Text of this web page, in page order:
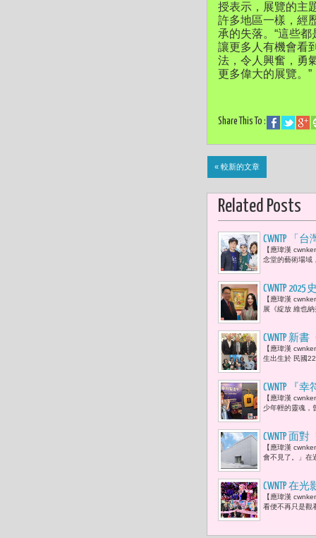
授表示，展覽的主
許多地區一樣，經
承的失落。“這些
讓更多人有機會看
法，令人興奮，勇
更多偉大的展覽。”
Share This To :
« 較新的文章
Related Posts
CWNTP 「
黃文德、
【應瑋漢
念堂的藝術場域
CWNTP
藝術與生
【應瑋漢
展《綻放 維也
CWNTP 新
有了情感
【應瑋漢
生出生於 民國
CWNTP 『
福平安符
【應瑋漢
少年輕的靈魂，
​CWNTP 面
未來成為
【應瑋漢
會不見了。」在
CWNTP 在
影》沉浸
【應瑋漢
看便不再只是觀